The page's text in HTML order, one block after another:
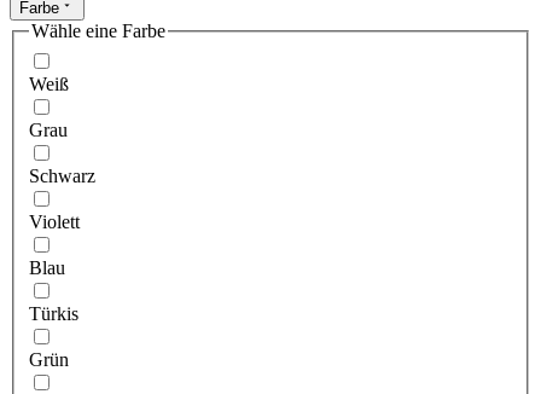
Farbe
Wähle eine Farbe
Weiß
Grau
Schwarz
Violett
Blau
Türkis
Grün